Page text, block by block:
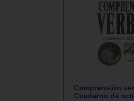
Comprensión
Cuaderno de